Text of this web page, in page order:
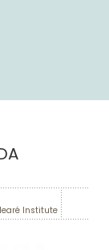
Institute